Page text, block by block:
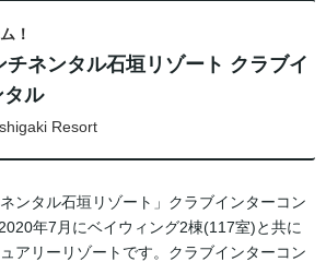
！
ネンタル石垣リゾート クラブイ
タル
Resort
ンタル石垣リゾート」クラブインターコン
年7月にベイウィング2棟(117室)と共に
アリーリゾートです。クラブインターコン